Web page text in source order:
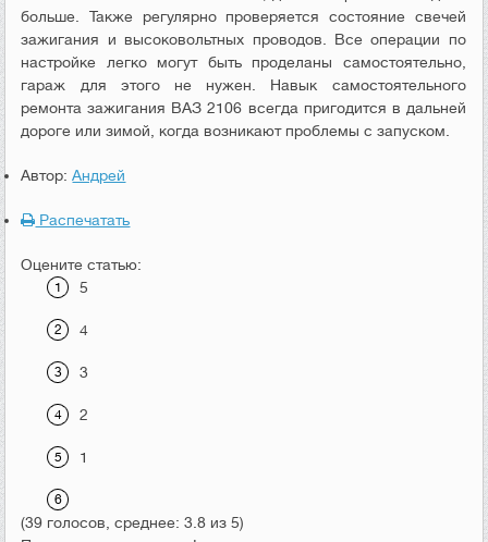
больше. Также регулярно проверяется состояние свечей
зажигания и высоковольтных проводов. Все операции по
настройке легко могут быть проделаны самостоятельно,
гараж для этого не нужен. Навык самостоятельного
ремонта зажигания ВАЗ 2106 всегда пригодится в дальней
дороге или зимой, когда возникают проблемы с запуском.
Автор:Андрей
Распечатать
Оцените статью:
5
4
3
2
1
(39 голосов, среднее: 3.8 из 5)